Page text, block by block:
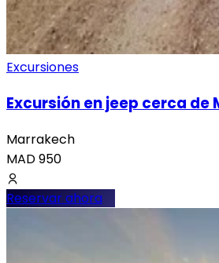
Excursiones
Excursión en jeep cerca de
Marrakech
MAD950
Reservar ahora